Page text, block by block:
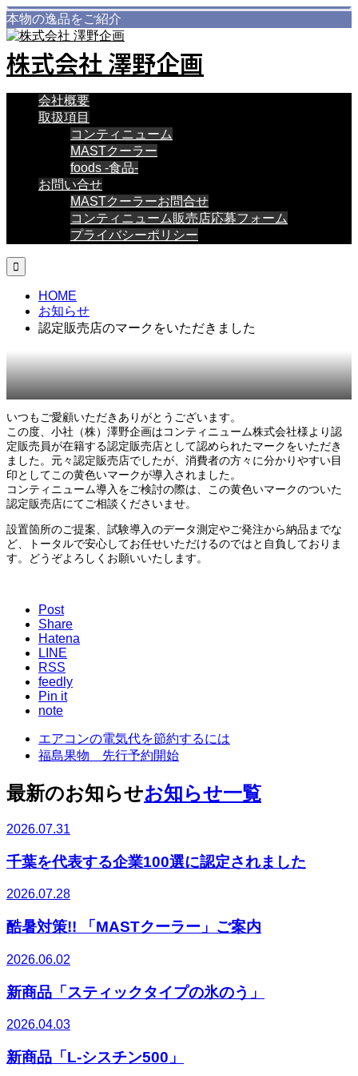
本物の逸品をご紹介
株式会社 澤野企画
会社概要
取扱項目
コンティニューム
MASTクーラー
foods -食品-
お問い合せ
MASTクーラーお問合せ
コンティニューム販売店応募フォーム
プライバシーポリシー

HOME
お知らせ
認定販売店のマークをいただきました
いつもご愛顧いただきありがとうございます。
この度、小社（株）澤野企画はコンティニューム株式会社様より認
定販売員が在籍する認定販売店として認められたマークをいただき
ました。元々認定販売店でしたが、消費者の方々に分かりやすい目
印としてこの黄色いマークが導入されました。
コンティニューム導入をご検討の際は、この黄色いマークのついた
認定販売店にてご相談くださいませ。
設置箇所のご提案、試験導入のデータ測定やご発注から納品までな
ど、トータルで安心してお任せいただけるのではと自負しておりま
す。どうぞよろしくお願いいたします。
Post
Share
Hatena
LINE
RSS
feedly
Pin it
note
エアコンの電気代を節約するには
福島果物 先行予約開始
最新のお知らせお知らせ一覧
2026.07.31
千葉を代表する企業100選に認定されました
2026.07.28
酷暑対策!! 「MASTクーラー」ご案内
2026.06.02
新商品「スティックタイプの氷のう」
2026.04.03
新商品「L-シスチン500」